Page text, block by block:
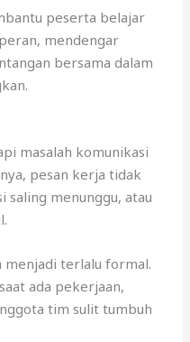
peserta belajar
mendengar
bersama dalam
masalah komunikasi
pesan kerja tidak
saling menunggu, atau
menjadi terlalu formal.
ada pekerjaan,
tim sulit tumbuh